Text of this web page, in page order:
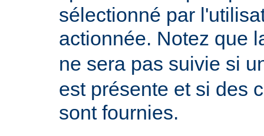
sélectionné par
actionnée. Notez que
ne sera pas suivie si
est présente et si des
sont fournies.